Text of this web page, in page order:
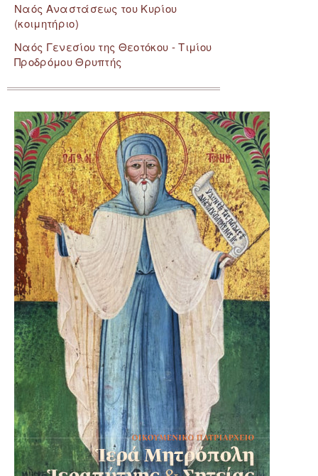
Ναός Αναστάσεως του Κυρίου
(κοιμητήριο)
Ναός Γενεσίου της Θεοτόκου - Τιμίου
Προδρόμου Θρυπτής